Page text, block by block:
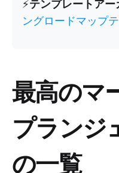
⚡️テンプレートアー
ングロードマップ
最高のマ
プランジ
の一覧